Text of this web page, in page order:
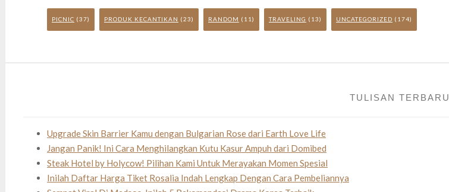
PICNIC (37) PRODUK KECANTIKAN (23) RANDOM (11) TRAVELING (13) UNCATEGORIZED (174)
TULISAN TERBARU
Upgrade Skin Barrier Kamu dengan Bulgarian Rose dari Earth Love Life
Jangan Panik! Ini Cara Menghilangkan Kutu Kasur Ampuh dari Domibed
Steak Hotel by Holycow! Pilihan Kami Untuk Merayakan Momen Spesial
Inilah Daftar Harga Tiket Rosalia Indah Lengkap Dengan Cara Pembeliannya